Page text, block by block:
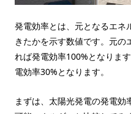
発電効率とは、元となるエネ
きたかを示す数値です。元の
れば発電効率100%となりま
電効率30%となります。
まずは、太陽光発電の発電効